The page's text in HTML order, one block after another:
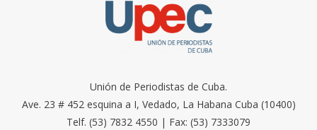
Unión de Periodistas de Cuba.
Ave. 23 # 452 esquina a I, Vedado, La Habana Cuba (10400)
Telf. (53) 7832 4550 | Fax: (53) 7333079